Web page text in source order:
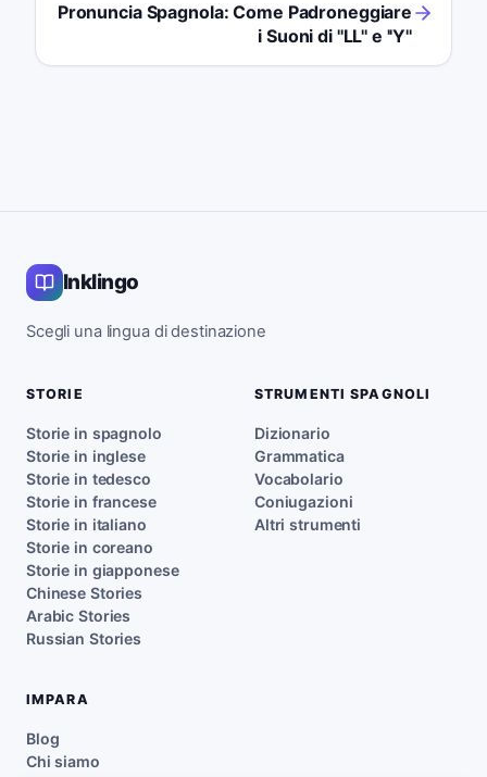
Pronuncia Spagnola: Come Padroneggiare
i Suoni di ''LL'' e ''Y''
Inklingo
Scegli una lingua di destinazione
STORIE
Storie in spagnolo
Storie in inglese
Storie in tedesco
Storie in francese
Storie in italiano
Storie in coreano
Storie in giapponese
Chinese Stories
Arabic Stories
Russian Stories
STRUMENTI SPAGNOLI
Dizionario
Grammatica
Vocabolario
Coniugazioni
Altri strumenti
IMPARA
Blog
Chi siamo